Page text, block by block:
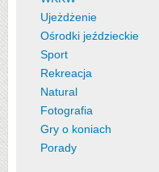
Ujeżdżenie
Ośrodki jeździeckie
Sport
Rekreacja
Natural
Fotografia
Gry o koniach
Porady